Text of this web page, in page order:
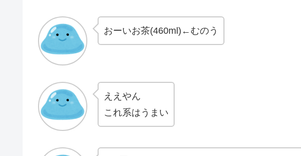
おーいお茶(460ml)←むのう
ええやん
これ系はうまい